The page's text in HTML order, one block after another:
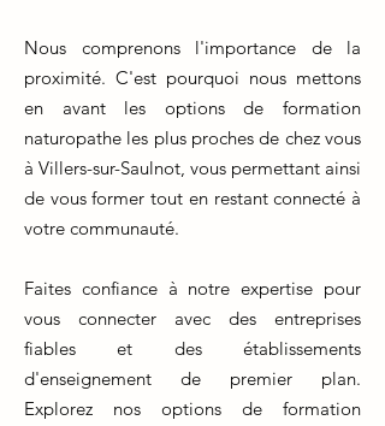
Nous comprenons l'importance de la
proximité. C'est pourquoi nous mettons
en avant les options de formation
naturopathe les plus proches de chez vous
à Villers-sur-Saulnot, vous permettant ainsi
de vous former tout en restant connecté à
votre communauté.
Faites confiance à notre expertise pour
vous connecter avec des entreprises
fiables et des établissements
d'enseignement de premier plan.
Explorez nos options de formation